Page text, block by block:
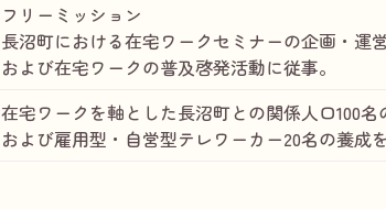
フリーミッション
長沼町における在宅ワークセミナーの企画・運営
および在宅ワークの普及啓発活動に従事。
在宅ワークを軸とした長沼町との関係人口100名
および雇用型・自営型テレワーカー20名の養成